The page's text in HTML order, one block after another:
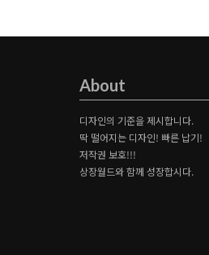
About
디자인의 기준을 제시합니다.
딱 떨어지는 디자인! 빠른 납기!
저작권 보호!!!
상장월드와 함께 성장합시다.